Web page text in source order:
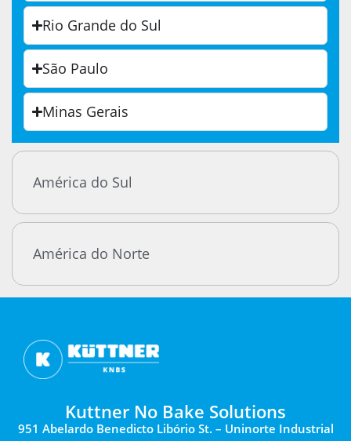
América do Sul
América do Norte
Rio Grande do Sul
São Paulo
Minas Gerais
Kuttner No Bake Solutions
951 Abelardo Benedicto Libório St. – Uninorte Industrial